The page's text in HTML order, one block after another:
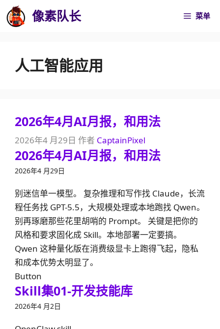
至
像素队长 菜单
人工智能应用
2026年4月AI月报，和用法
2026年4 月29日 作者 CaptainPixel
2026年4月AI月报，和用法
2026年4 月29日
别迷信单一模型。 复杂推理和写作找 Claude，长流
程任务找 GPT-5.5，大规模处理或本地跑找 Qwen。
别再琢磨那些花里胡哨的 Prompt。 关键是把你的
风格和要求固化成 Skill。本地部署一定要搞。
Qwen 这种量化版在消费级显卡上跑得飞起，隐私
和成本优势太明显了。
Button
Skill集01-开发技能库
2026年4 月2日